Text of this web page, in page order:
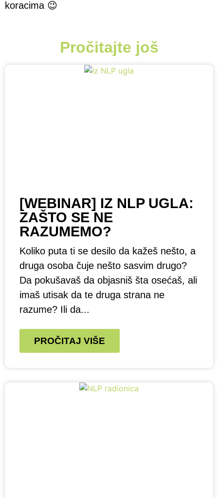
koracima 😉
Pročitajte još
[WEBINAR] IZ NLP UGLA:
ZAŠTO SE NE
RAZUMEMO?
Koliko puta ti se desilo da kažeš nešto, a
druga osoba čuje nešto sasvim drugo?
Da pokušavaš da objasniš šta osećaš, ali
imaš utisak da te druga strana ne
razume? Ili da...
PROČITAJ VIŠE